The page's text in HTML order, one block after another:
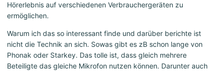
Hörerlebnis auf verschiedenen Verbrauchergeräten zu
ermöglichen.
Warum ich das so interessant finde und darüber berichte ist
nicht die Technik an sich. Sowas gibt es zB schon lange von
Phonak oder Starkey. Das tolle ist, dass gleich mehrere
Beteiligte das gleiche Mikrofon nutzen können. Darunter auch